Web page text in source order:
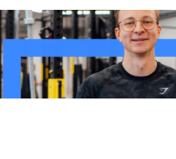
firmy
zaměstnanců